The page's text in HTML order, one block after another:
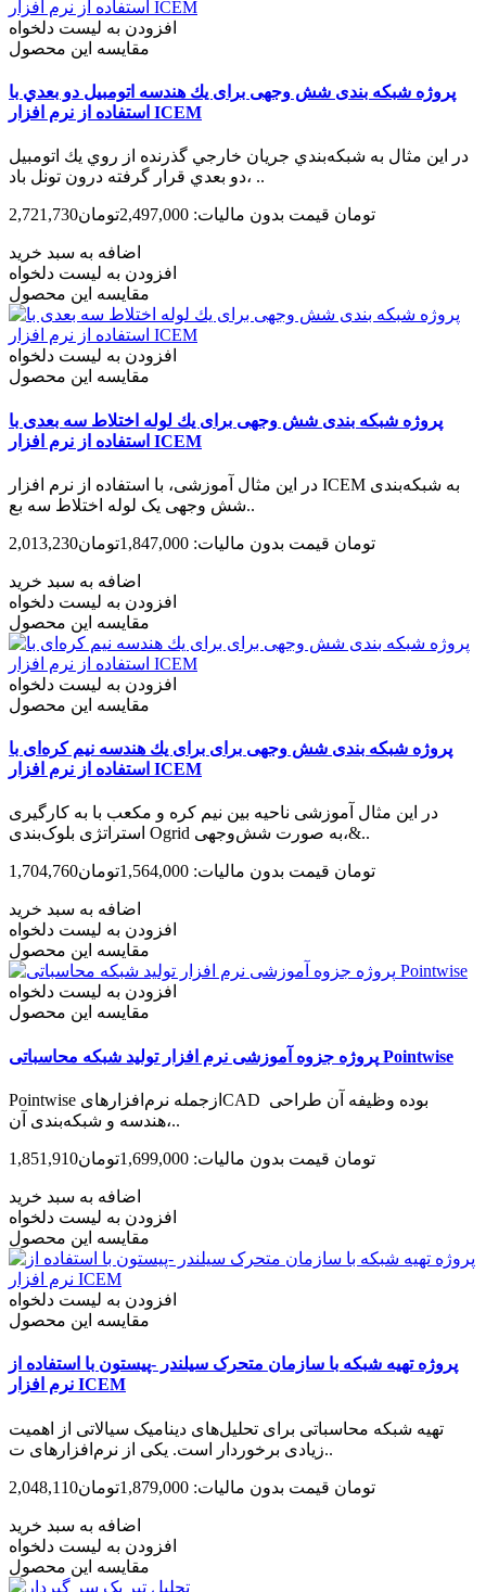
افزودن به لیست دلخواه
مقایسه این محصول
پروژه شبکه بندی شش وجهی برای يك هندسه اتومبيل دو بعدي با
استفاده از نرم افزار ICEM
در اين مثال به شبكه‌بندي جريان خارجي گذرنده از روي يك اتومبيل
دو بعدي قرار گرفته درون تونل باد، ..
2,721,730تومان قیمت بدون مالیات: 2,497,000تومان
اضافه به سبد خرید
افزودن به لیست دلخواه
مقایسه این محصول
افزودن به لیست دلخواه
مقایسه این محصول
پروژه شبکه بندی شش وجهی برای يك لوله اختلاط سه بعدی با
استفاده از نرم افزار ICEM
در این مثال آموزشی، با استفاده از نرم افزار ICEM به شبکه‌بندی
شش وجهی یک لوله اختلاط سه بع..
2,013,230تومان قیمت بدون مالیات: 1,847,000تومان
اضافه به سبد خرید
افزودن به لیست دلخواه
مقایسه این محصول
افزودن به لیست دلخواه
مقایسه این محصول
پروژه شبکه بندی شش وجهی برای برای يك هندسه نیم کره‌ای با
استفاده از نرم افزار ICEM
در این مثال آموزشی ناحیه بین نیم کره و مکعب با به کارگیری
استراتژی بلوک‌بندی Ogrid به صورت شش‌وجهی،&..
1,704,760تومان قیمت بدون مالیات: 1,564,000تومان
اضافه به سبد خرید
افزودن به لیست دلخواه
مقایسه این محصول
افزودن به لیست دلخواه
مقایسه این محصول
پروژه جزوه آموزشی نرم افزار تولید شبکه محاسباتی Pointwise
Pointwise ازجمله نرم‌افزارهایCAD بوده وظیفه آن طراحی
هندسه و شبکه‌بندی آن،..
1,851,910تومان قیمت بدون مالیات: 1,699,000تومان
اضافه به سبد خرید
افزودن به لیست دلخواه
مقایسه این محصول
افزودن به لیست دلخواه
مقایسه این محصول
پروژه تهیه شبکه با سازمان متحرک سیلندر -پیستون با استفاده از
نرم افزار ICEM
تهیه شبکه محاسباتی برای تحلیل‌های دینامیک سیالاتی از اهمیت
زیادی برخوردار است. یکی از نرم‌افزارهای ت..
2,048,110تومان قیمت بدون مالیات: 1,879,000تومان
اضافه به سبد خرید
افزودن به لیست دلخواه
مقایسه این محصول